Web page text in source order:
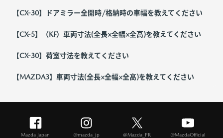
【CX-30】ドアミラー全開時/格納時の車幅を教えてください
【CX-5】（KF）車両寸法(全長×全幅×全高)を教えてください
【CX-30】荷室寸法を教えてください
【MAZDA3】車両寸法(全長×全幅×全高)を教えてください
Mazda Japan @mazda_jp @Mazda_PR @MazdaOfficial